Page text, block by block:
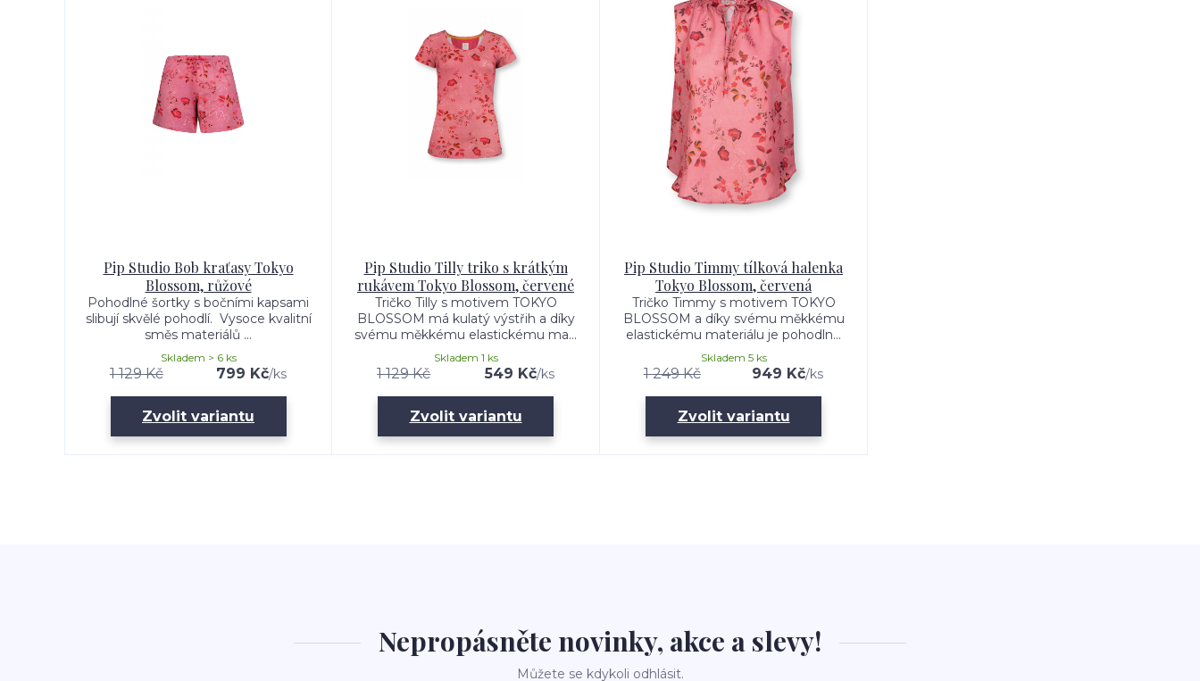
Pip Studio Bob kraťasy Tokyo
Blossom, růžové
Pohodlné šortky s bočními kapsami
slibují skvělé pohodlí. Vysoce kvalitní
směs materiálů ...
1 129 Kč 799 Kč/ks
Skladem > 6 ks
Zvolit variantu
Pip Studio Tilly triko s krátkým
rukávem Tokyo Blossom, červené
Tričko Tilly s motivem TOKYO
BLOSSOM má kulatý výstřih a díky
svému měkkému elastickému ma...
1 129 Kč 549 Kč/ks
Skladem 1 ks
Zvolit variantu
Pip Studio Timmy tílková halenka
Tokyo Blossom, červená
Tričko Timmy s motivem TOKYO
BLOSSOM a díky svému měkkému
elastickému materiálu je pohodln...
1 249 Kč 949 Kč/ks
Skladem 5 ks
Zvolit variantu
Nepropásněte novinky, akce a slevy!
Můžete se kdykoli odhlásit.